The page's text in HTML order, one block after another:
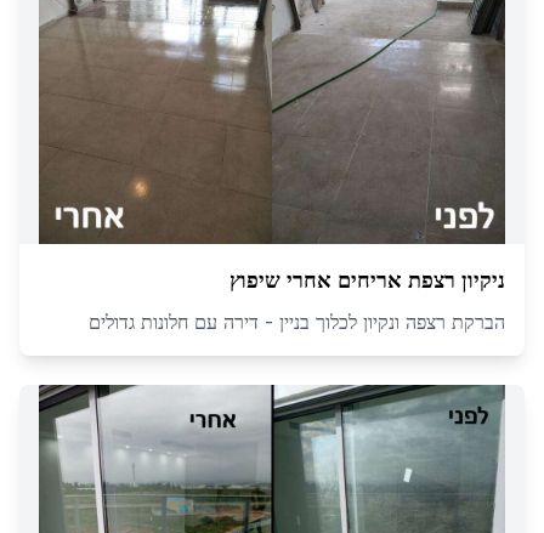
ניקיון רצפת אריחים אחרי שיפוץ
הברקת רצפה ונקיון לכלוך בניין - דירה עם חלונות גדולים